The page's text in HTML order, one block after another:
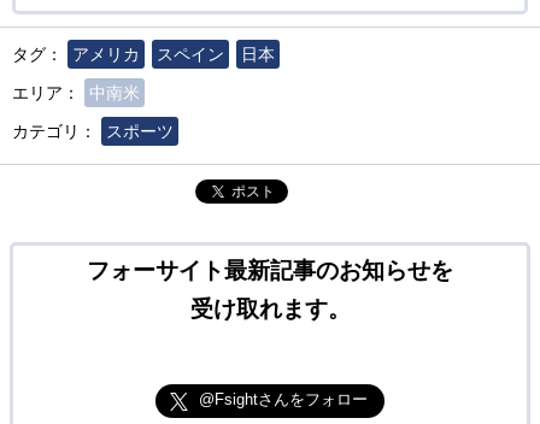
タグ： アメリカ スペイン
日本
エリア：
中南米
カテゴリ：
スポーツ
ポスト
フォーサイト最新記事のお知らせを
受け取れます。
@Fsightさんをフォロー